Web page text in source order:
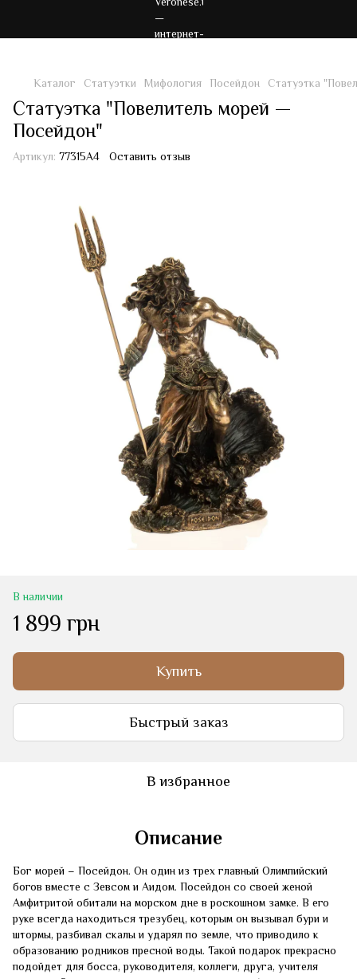
Каталог Статуэтки Мифология Посейдон Статуэтка
Статуэтка "Повелитель морей —
Посейдон"
Артикул: 77315A4 Оставить отзыв
В наличии
1 899 грн
Купить
Быстрый заказ
В избранное
Описание
Бог морей – Посейдон. Он один из трех главный Олимпийский
богов вместе с Зевсом и Аидом. Посейдон со своей женой
Амфитритой обитали на морском дне в роскошном замке. В его
руке всегда находиться трезубец, которым он вызывал бури и
штормы, разбивал скалы и ударял по земле, что приводило к
образованию родников пресной воды. Такой подарок прекрасно
подойдет для босса, руководителя, коллеги, друга, учителя